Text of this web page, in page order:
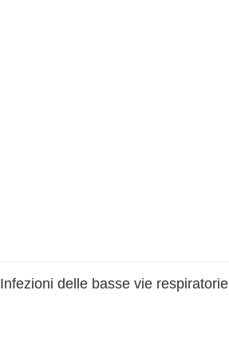
Infezioni delle basse vie respiratorie